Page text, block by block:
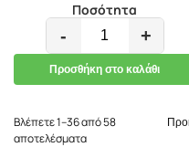
Ποσότητα
- +
Προσθήκη στο καλάθι
Βλέπετε 1–36 από 58
αποτελέσματα